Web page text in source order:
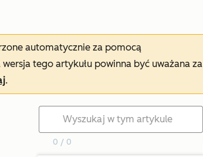
automatycznie za pomocą
tego artykułu powinna być uważana za
.
0 / 0